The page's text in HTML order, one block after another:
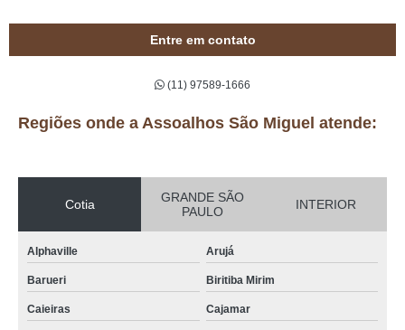
Entre em contato
(11) 97589-1666
Regiões onde a Assoalhos São Miguel atende:
Cotia
GRANDE SÃO
PAULO
INTERIOR
Alphaville Arujá
Barueri Biritiba Mirim
Caieiras Cajamar